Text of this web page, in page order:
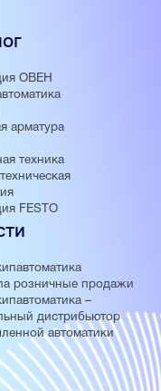
ОВЕН
арматура
техника
FESTO
розничные продажи
–
дистрибьютор
автоматики